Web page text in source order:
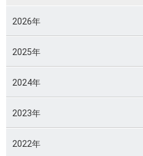
2026年
2025年
2024年
2023年
2022年